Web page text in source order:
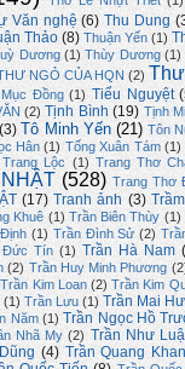
Văn nghệ (6) Thu Dung
Thảo (8) Thuận Yến (1)
Dương (1) Thùy Dương (1)
NGỎ CỦA HQN (2)
Đồng (1) Tiểu Nguyệt
(2) Tịnh Bình (19) Tịnh
(3) Tô Minh Yến (21) Tôn
Hân (1) Tống Xuân Tám (1)
Trang Lộc (1) Trang Thơ
(528) Trang Thơ
(17) Tranh ảnh (3)
Khuê (1) Trần Biên Thùy (1)
(1) Trần Đình Sử (2)
Đức Tín (1) Trần Hà Nam
(2) Trần Huy Minh Phương
Trần Kim Loan (2) Trần Kim
(1) Trần Lưu (1) Trần Mai
Năm (1) Trần Ngọc Hồ
Nhã My (2) Trần Như
(4) Trần Quang